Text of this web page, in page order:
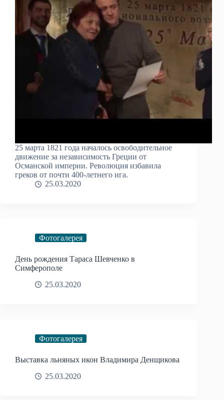
25 марта 1821 года началось освободительное
движение за независимость Греции от
Османской империи. Революция избавила
греков от почти 400-летнего ига.
25.03.2020
Фотогалерея
День рождения Тараса Шевченко в
Симферополе
25.03.2020
Фотогалерея
Выставка льняных икон Владимира Денщикова
25.03.2020